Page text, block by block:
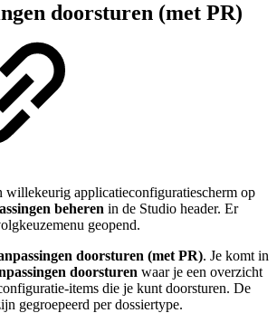
doorsturen (met PR)
willekeurig applicatieconfiguratiescherm op
beheren in de Studio header. Er
geopend.
doorsturen (met PR). Je komt in
doorsturen waar je een overzicht
items die je kunt doorsturen. De
gegroepeerd per dossiertype.